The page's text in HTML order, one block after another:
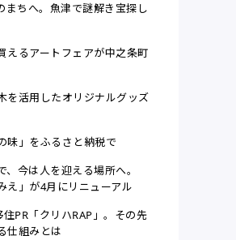
まちへ。魚津で謎解き宝探し
えるアートフェアが中之条町
を活用したオリジナルグッズ
味」をふるさと納税で
今は人を迎える場所へ。
え」が4月にリニューアル
PR「クリハRAP」。その先
仕組みとは